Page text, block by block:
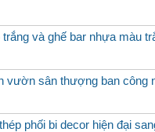
và ghế bar nhựa màu
vườn sân thượng ban công
phối bi decor hiện đại